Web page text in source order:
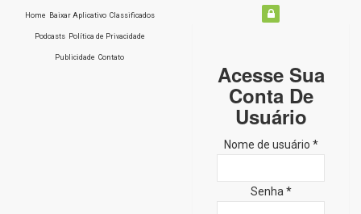
Home Baixar Aplicativo Classificados
Podcasts Política de Privacidade
Publicidade Contato
Acesse Sua
Conta De
Usuário
Nome de usuário *
Senha *